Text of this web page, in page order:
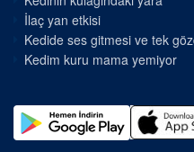
İlaç yan etkisi
Kedide ses gitmesi ve tek
Kedim kuru mama yemiyor